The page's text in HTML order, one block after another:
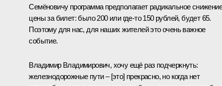
Семёновичу программа предполагает радикальное снижение
цены за билет: было 200 или где-то 150 рублей, будет 65.
Поэтому для нас, для наших жителей это очень важное
событие.
Владимир Владимирович, хочу ещё раз подчеркнуть:
железнодорожные пути – [это] прекрасно, но когда нет